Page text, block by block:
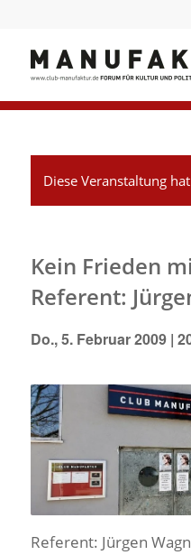
Diese Veranstaltung
Kein Frieden
Referent:
Do., 5. Februar 2009 |
Referent: Jürgen